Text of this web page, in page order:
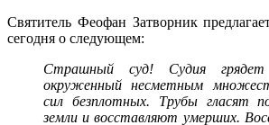
Святитель Феофан Затворник
сегодня о следующем:
Страшный суд! Судия грядет
окруженный несметным
сил безплотных. Трубы гласят
земли и восставляют умерших.